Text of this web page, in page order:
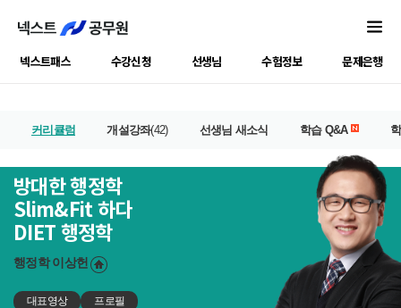
넥스트패스 수강신청 선생님 수험정보 문제은행
커리큘럼 개설강좌(42) 선생님 새소식 학습 Q&A
방대한 행정학
Slim&Fit 하다
DIET 행정학
행정학이상헌
대표영상 프로필